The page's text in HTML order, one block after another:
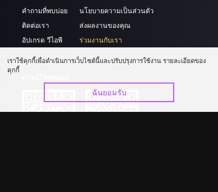
คำถามที่พบบ่อย
ติดต่อเรา
อัปเกรด วีไอพี
นโยบายความเป็นส่วนตัว
ส่งผลงานของคุณ
ร่วมงานกับเรา
เราใช้คุกกี้เพื่อดำเนินการเว็บไซต์นี้และปรับปรุงการใช้งาน รายละเอียดของ
คุกกี้
ฉันยอมรับ